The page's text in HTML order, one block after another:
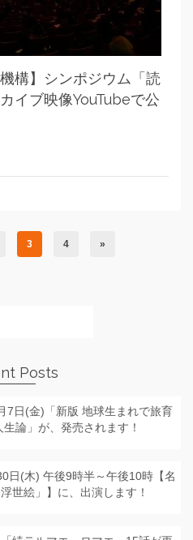
構】シンポジウム「読
イブ映像YouTubeで公
3 4 »
Posts
7日(金)「新版 地球生まれで旅育
論」が、発売されます！
日(木) 午後9時半～午後10時【名
世絵」】に、出演します！